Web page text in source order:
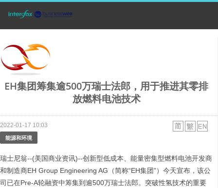
EH集团筹集逾500万瑞士法郎，用于推进其零排
放燃料电池技术
2022-01-17 10:03
能源和环境
瑞士尼翁--(美国商业资讯)--创新型低成本、能量密集型燃料电池开发商
和制造商EH Group Engineering AG（简称“EH集团”）今天宣布，该公
司已在Pre-A轮融资中筹集到逾500万瑞士法郎。突破性氢技术的重要